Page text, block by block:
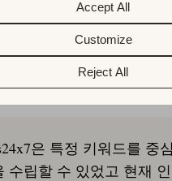
cookies we use, please read our
Policy. You can customize your
by clicking the
Reject All
Customize
Accept All
은 특정 키워드를 중
수립할 수 있었고 현재